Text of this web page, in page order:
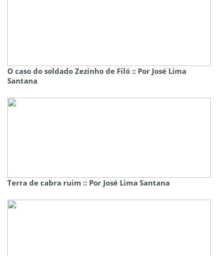
O caso do soldado Zezinho de Filó :: Por José Lima
Santana
Terra de cabra ruim :: Por José Lima Santana